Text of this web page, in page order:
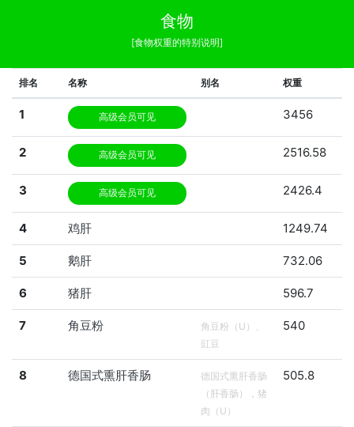
食物
[食物权重的特别说明]
排名 名称 别名 权重
1 高级会员可见 3456
2 高级会员可见 2516.58
3 高级会员可见 2426.4
4 鸡肝 1249.74
5 鹅肝 732.06
6 猪肝 596.7
7 角豆粉
角豆粉（U）、
豇豆
540
8 德国式熏肝香肠
德国式熏肝香肠
（肝香肠），猪
肉（U）
505.8